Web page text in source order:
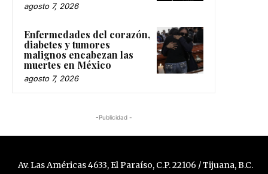
agosto 7, 2026
Enfermedades del corazón,
diabetes y tumores
malignos encabezan las
muertes en México
agosto 7, 2026
-Publicidad -
Av. Las Américas 4633, El Paraíso, C.P. 22106 / Tijuana, B.C.